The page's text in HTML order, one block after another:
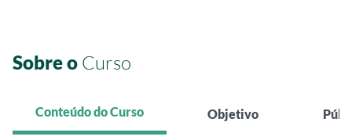
Sobre o Curso
Conteúdo do Curso Objetivo